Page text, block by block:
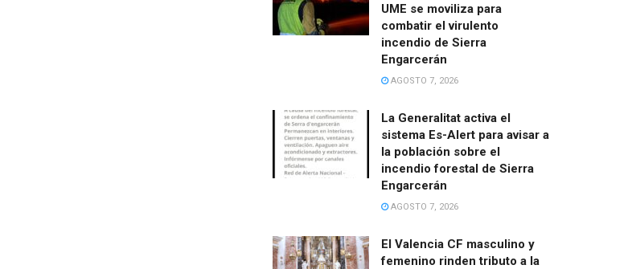
UME se moviliza para
combatir el virulento
incendio de Sierra
Engarcerán
AGOSTO 7, 2026
La Generalitat activa el
sistema Es-Alert para avisar a
la población sobre el
incendio forestal de Sierra
Engarcerán
AGOSTO 7, 2026
El Valencia CF masculino y
femenino rinden tributo a la